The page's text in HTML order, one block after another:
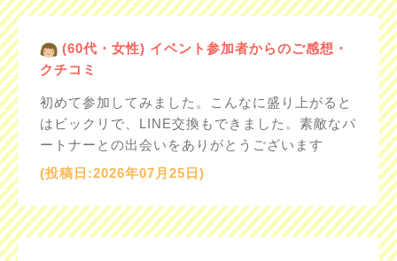
(60代・女性) イベント参加者からのご感想・
クチコミ
初めて参加してみました。こんなに盛り上がると
はビックリで、LINE交換もできました。素敵なパ
ートナーとの出会いをありがとうございます
(投稿日:2026年07月25日)